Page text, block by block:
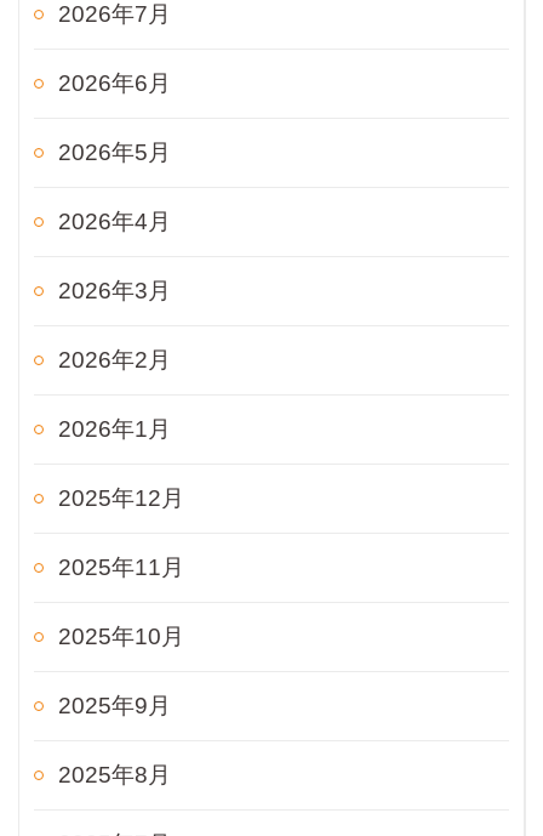
2026年7月
2026年6月
2026年5月
2026年4月
2026年3月
2026年2月
2026年1月
2025年12月
2025年11月
2025年10月
2025年9月
2025年8月